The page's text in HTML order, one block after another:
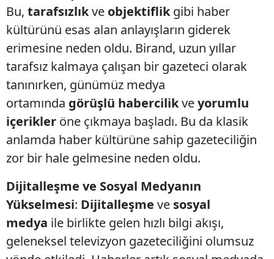
Bu, tarafsızlıkve objektiflikgibi haber
kültürünü esas alan anlayışların giderek
erimesine neden oldu. Birand, uzun yıllar
tarafsız kalmaya çalışan bir gazeteci olarak
tanınırken, günümüz medya
ortamında görüşlü habercilikveyorumlu
içerikler öne çıkmaya başladı. Bu da klasik
anlamda haber kültürüne sahip gazeteciliğin
zor bir hale gelmesine neden oldu.
Dijitalleşme ve Sosyal Medyanın
Yükselmesi: Dijitalleşme ve sosyal
medya ile birlikte gelen hızlı bilgi akışı,
geleneksel televizyon gazeteciliğini olumsuz